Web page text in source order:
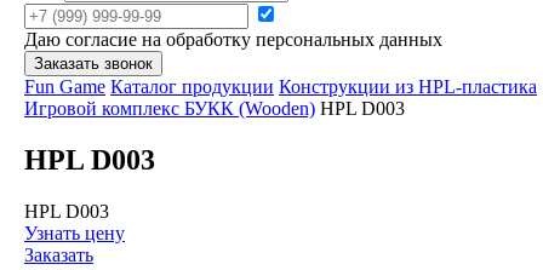
Даю согласие на обработку персональных данных
Заказать звонок
Fun Game Каталог продукции Конструкции из HPL-пластика
Игровой комплекс БУКК (Wooden) HPL D003
HPL D003
HPL D003
Узнать цену
Заказать